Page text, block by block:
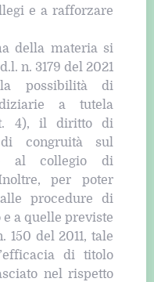
e a rafforzare
della materia si
n. 3179 del 2021
possibilità di
a tutela
4), il diritto di
congruità sul
o al collegio di
per poter
procedure di
a quelle previste
150 del 2011, tale
di titolo
nel rispetto